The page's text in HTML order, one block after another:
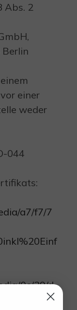
Abs. 2
einer
weder
044
a7/f7/7
0c/39/d